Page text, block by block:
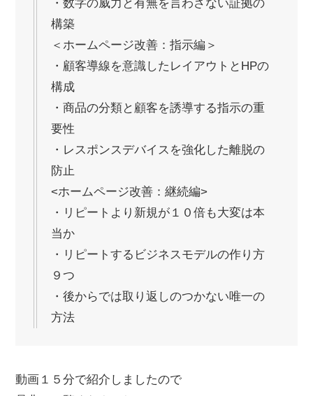
・数字の威力と有無を言わさない証拠の
構築
＜ホームページ改善：指示編＞
・顧客導線を意識したレイアウトとHPの
構成
・商品の分類と顧客を誘導する指示の重
要性
・レスポンスデバイスを強化した離脱の
防止
<ホームページ改善：継続編>
・リピートより新規が１０倍も大変は本
当か
・リピートするビジネスモデルの作り方
９つ
・後からでは取り返しのつかない唯一の
方法
動画１５分で紹介しましたので